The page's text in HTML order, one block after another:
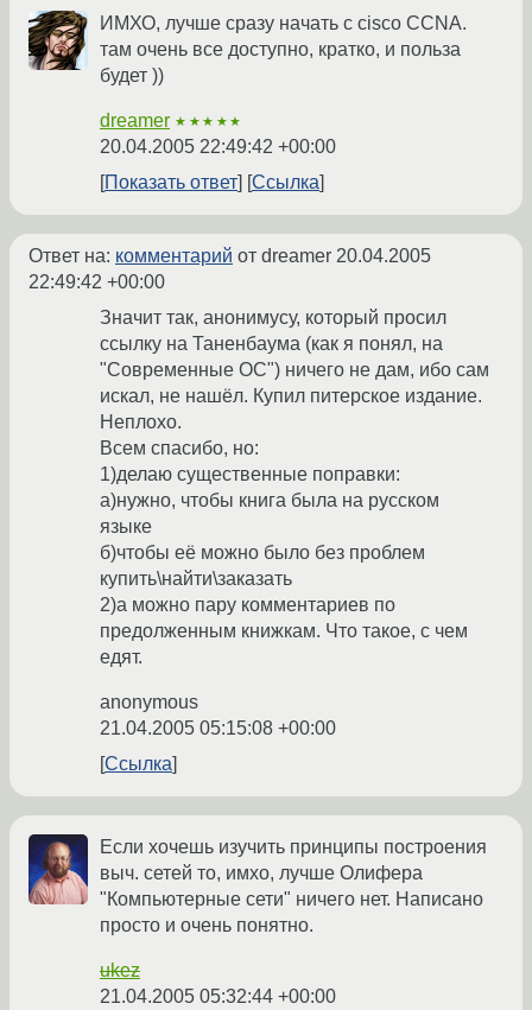
ИМХО, лучше сразу начать с cisco CCNA.
там очень все доступно, кратко, и польза
будет ))
dreamer ★★★★★
20.04.2005 22:49:42 +00:00
Показать ответ
Ссылка
Ответ на: комментарий от dreamer 20.04.2005
22:49:42 +00:00
Значит так, анонимусу, который просил
ссылку на Таненбаума (как я понял, на
"Современные ОС") ничего не дам, ибо сам
искал, не нашёл. Купил питерское издание.
Неплохо.
Всем спасибо, но:
1)делаю существенные поправки:
а)нужно, чтобы книга была на русском
языке
б)чтобы её можно было без проблем
купить\найти\заказать
2)а можно пару комментариев по
предолженным книжкам. Что такое, с чем
едят.
anonymous
21.04.2005 05:15:08 +00:00
Ссылка
Если хочешь изучить принципы построения
выч. сетей то, имхо, лучше Олифера
"Компьютерные сети" ничего нет. Написано
просто и очень понятно.
ukez
21.04.2005 05:32:44 +00:00